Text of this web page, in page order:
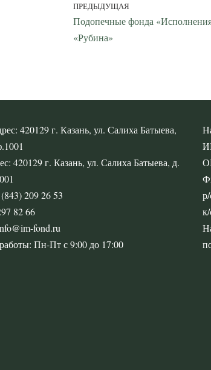
ПРЕДЫДУЩАЯ
Подопечные фонда
«Рубина»
420129 г. Казань, ул. Салиха Батыева,
420129 г. Казань, ул. Салиха Батыева, д.
209 26 53
82 66
fond.ru
Пн-Пт с 9:00 до 17:00